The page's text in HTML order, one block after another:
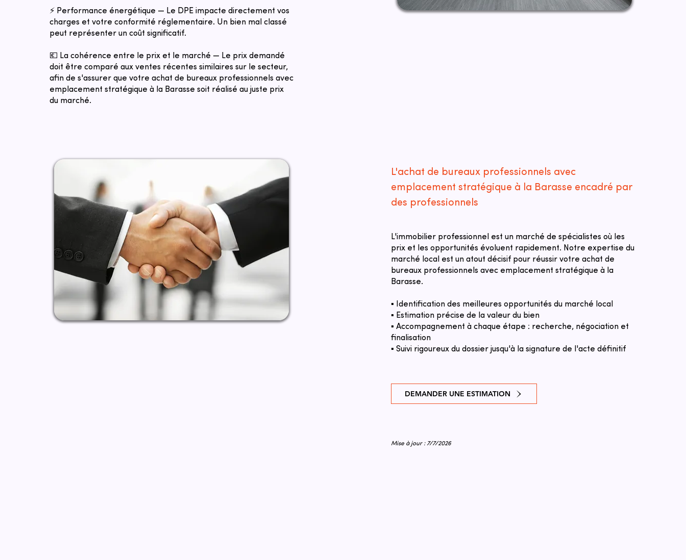
⚡ Performance énergétique — Le DPE impacte directement vos
charges et votre conformité réglementaire. Un bien mal classé
peut représenter un coût significatif.
💶 La cohérence entre le prix et le marché — Le prix demandé
doit être comparé aux ventes récentes similaires sur le secteur,
afin de s'assurer que votre achat de bureaux professionnels avec
emplacement stratégique à la Barasse soit réalisé au juste prix
du marché.
L'achat de bureaux professionnels avec
emplacement stratégique à la Barasse encadré par
des professionnels
L'immobilier professionnel est un marché de spécialistes où les
prix et les opportunités évoluent rapidement. Notre expertise du
marché local est un atout décisif pour réussir votre achat de
bureaux professionnels avec emplacement stratégique à la
Barasse.
▪ Identification des meilleures opportunités du marché local
▪ Estimation précise de la valeur du bien
▪ Accompagnement à chaque étape : recherche, négociation et
finalisation
▪ Suivi rigoureux du dossier jusqu'à la signature de l'acte définitif
DEMANDER UNE ESTIMATION
Mise à jour : 7/7/2026